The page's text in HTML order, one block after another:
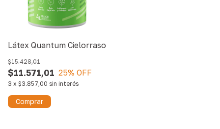
Látex Quantum Cielorraso
$11.571,01
$15.428,01
25% OFF
3 x $3.857,00 sin interés
Comprar